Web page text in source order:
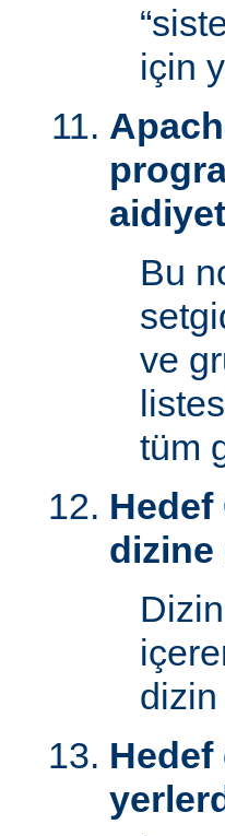
için
Bu
ve
tüm
Hedef
dizine
dizin